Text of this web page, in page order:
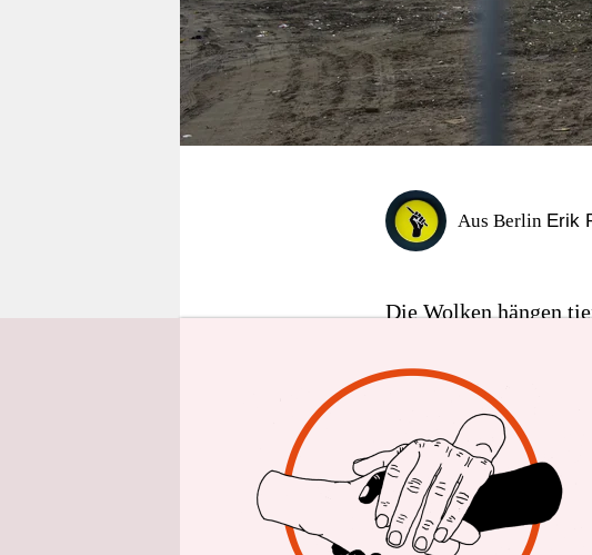
fragen & hilfe
unterstützen
abo
Aus Berlin Erik
Die Wolken hängen
Schlesische Straße.
handgeschriebener
Bereich für uns so
darauf. Einige
An die Bäume, die
Das